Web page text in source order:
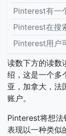
Pinterest有一
Pinterest在搜
Pinterest用户
读数下方的读数
绍，这是一个多
亚，加拿大，法
账户。
Pinterest将想法
表现以一种类似